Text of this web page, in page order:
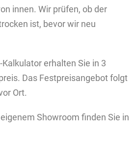
innen. Wir prüfen, ob der
ist, bevor wir neu
erhalten Sie in 3
Das Festpreisangebot folgt
Ort.
Showroom finden Sie in